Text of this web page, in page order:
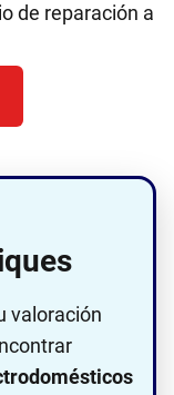
de reparación a
valoración